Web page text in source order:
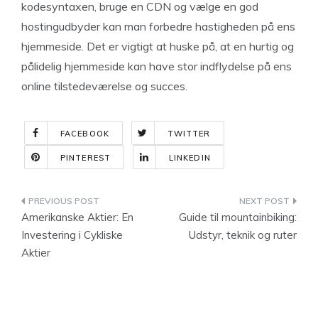
kodesyntaxen, bruge en CDN og vælge en god
hostingudbyder kan man forbedre hastigheden på ens
hjemmeside. Det er vigtigt at huske på, at en hurtig og
pålidelig hjemmeside kan have stor indflydelse på ens
online tilstedeværelse og succes.
FACEBOOK TWITTER
PINTEREST LINKEDIN
Indlægsnavigation
Amerikanske Aktier: En
Investering i Cykliske
Aktier
Guide til mountainbiking:
Udstyr, teknik og ruter